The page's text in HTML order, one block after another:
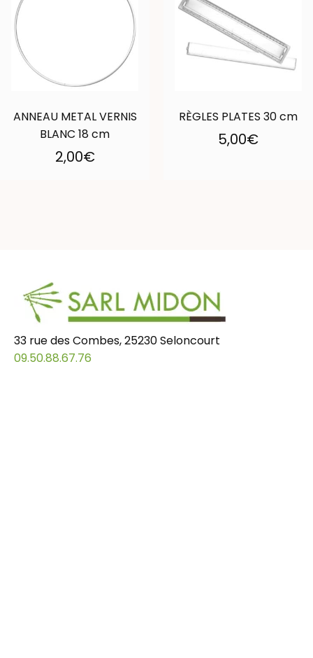
ANNEAU METAL VERNIS
BLANC 18 cm
2,00€
RÈGLES PLATES 30 cm
5,00€
33 rue des Combes, 25230 Seloncourt
09.50.88.67.76